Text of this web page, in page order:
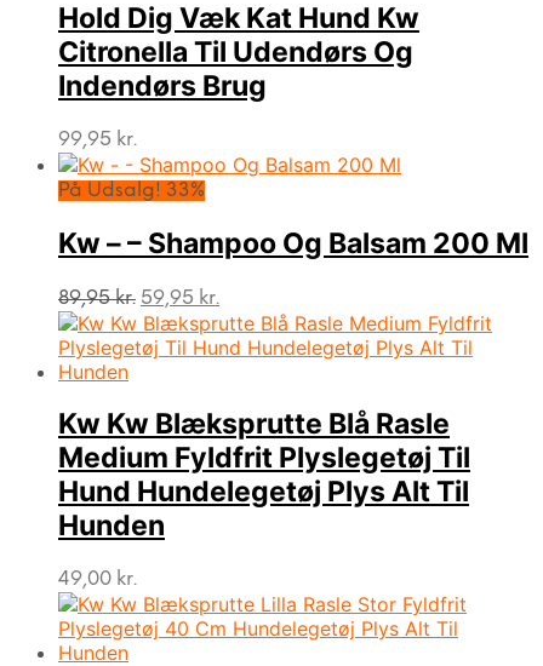
Hold Dig Væk Kat Hund Kw
Citronella Til Udendørs Og
Indendørs Brug
99,95 kr.
På Udsalg! 33%
Kw – – Shampoo Og Balsam 200 Ml
89,95kr. Den
oprindelige
pris
59,95 kr.
aktuelle
pris
Kw Kw Blæksprutte Blå Rasle
Medium Fyldfrit Plyslegetøj Til
Hund Hundelegetøj Plys Alt Til
Hunden
49,00 kr.